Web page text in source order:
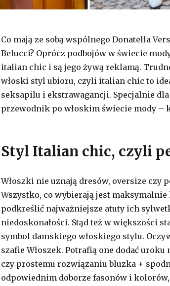
Co mają ze sobą wspólnego Donatella
Belucci? Oprócz podbojów w świecie
italian chic i są jego żywą reklamą.
włoski styl ubioru, czyli italian chic to
seksapilu i ekstrawagancji. Specjalnie
przewodnik po włoskim świecie mody –
Styl Italian chic, czyli
Włoszki nie uznają dresów, oversize czy
Wszystko, co wybierają jest maksymalnie
podkreślić najważniejsze atuty ich
niedoskonałości. Stąd też w większości
symbol damskiego włoskiego stylu.
szafie Włoszek. Potrafią one dodać
czy prostemu rozwiązaniu bluzka +
odpowiednim doborze fasonów i